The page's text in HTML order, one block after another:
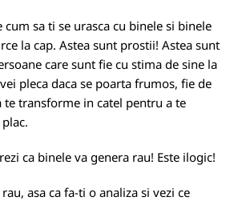
cum sa ti se urasca cu binele si binele
la cap. Astea sunt prostii! Astea sunt
care sunt fie cu stima de sine la
pleca daca se poarta frumos, fie de
te transforme in catel pentru a te
ca binele va genera rau! Este ilogic!
asa ca fa-ti o analiza si vezi ce